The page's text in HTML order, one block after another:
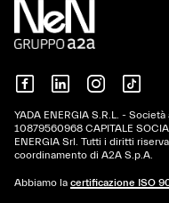
YADA ENERGIA S.R.L. -
10879560968 CAPITALE
ENERGIA Srl. Tutti i diritti
coordinamento di A2A S.p.A.
Abbiamo la certificazione ISO